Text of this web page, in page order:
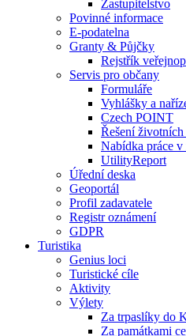
Zastupitelstvo
Povinné informace
E-podatelna
Granty & Půjčky
Rejstřík
Servis pro občany
Formuláře
Vyhlášky a
Czech POINT
Řešení životních
Nabídka práce v
UtilityReport
Úřední deska
Geoportál
Profil zadavatele
Registr oznámení
GDPR
Turistika
Genius loci
Turistické cíle
Aktivity
Výlety
Za trpaslíky do
Za památkami